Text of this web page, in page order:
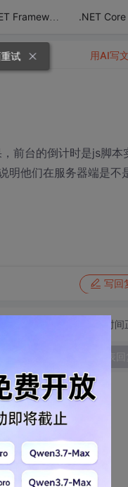
.NET Framework .NET Core
前台的倒计时是js脚本
明他们在服务器端是不
写回
用AI写
切换为时间
试